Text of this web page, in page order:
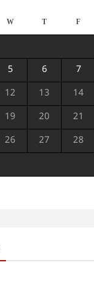
W T F
5 6 7
12 13 14
19 20 21
26 27 28